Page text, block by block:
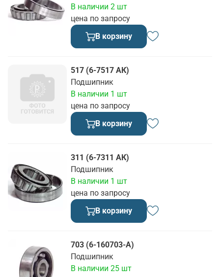
цена по запросу
В наличии 2 шт
В корзину
517 (6-7517 АК)
Подшипник
цена по запросу
В наличии 1 шт
В корзину
311 (6-7311 АК)
Подшипник
цена по запросу
В наличии 1 шт
В корзину
703 (6-160703-А)
Подшипник
В наличии 25 шт